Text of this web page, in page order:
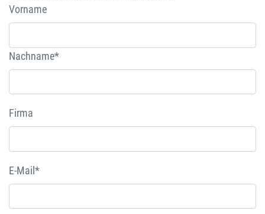
Vorname
Nachname*
Firma
E-Mail*